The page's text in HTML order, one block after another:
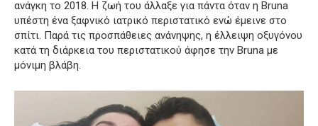
ανάγκη το 2018. Η ζωή του άλλαξε για πάντα όταν η Bruna
υπέστη ένα ξαφνικό ιατρικό περιστατικό ενώ έμεινε στο
σπίτι. Παρά τις προσπάθειες ανάνηψης, η έλλειψη οξυγόνου
κατά τη διάρκεια του περιστατικού άφησε την Bruna με
μόνιμη βλάβη.